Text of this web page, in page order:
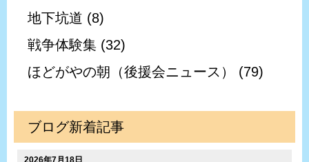
地下坑道 (8)
戦争体験集 (32)
ほどがやの朝（後援会ニュース） (79)
ブログ新着記事
2026年7月18日